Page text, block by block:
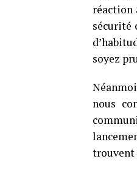
réaction
sécurité
soyez
nous
trouvent